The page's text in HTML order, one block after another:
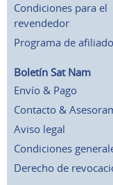
Condiciones para el
revendedor
Programa de
Boletín Sat Nam
Envío & Pago
Contacto &
Aviso legal
Condiciones
Derecho de